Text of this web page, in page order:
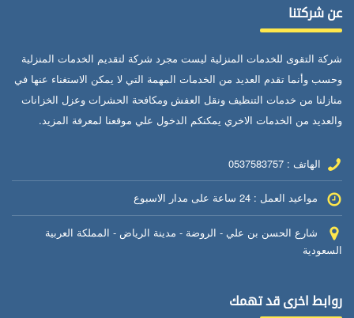
عن شركتنا
شركة التقوى للخدمات المنزلية ليست مجرد شركة لتقديم الخدمات المنزلية
وحسب وأنما تقدم العديد من الخدمات المهمة التي لا يمكن الاستغناء عنها في
منازلنا من خدمات التنظيف ونقل العفش ومكافحة الحشرات وعزل الخزانات
والعديد من الخدمات الاخري يمكنكم الدخول علي موقعنا لمعرفة المزيد.
الهاتف : 0537583757
مواعيد العمل : 24 ساعة على مدار الاسبوع
شارع الحسن بن علي - الروضة - مدينة الرياض - المملكة العربية
السعودية
روابط اخرى قد تهمك